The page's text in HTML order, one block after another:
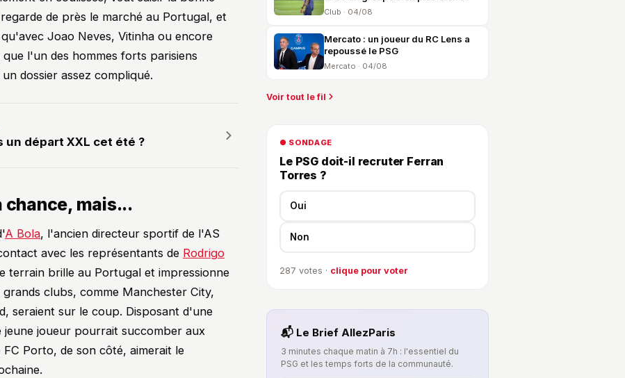
de près le marché au Portugal, et
Joao Neves, Vitinha ou encore
l'un des hommes forts parisiens
dossier assez compliqué.
un départ XXL cet été ?
chance, mais...
A Bola, l'ancien directeur sportif de l'AS
avec les représentants de Rodrigo
terrain brille au Portugal et impressionne
clubs, comme Manchester City,
seraient sur le coup. Disposant d'une
jeune joueur pourrait succomber aux
FC Porto, de son côté, aimerait le
Club · 04/08
Mercato : un joueur du RC Lens a
repoussé le PSG
Mercato · 04/08
Voir tout le fil
● SONDAGE
Le PSG doit-il recruter Ferran
Torres ?
Oui
Non
287 votes · clique pour voter
📬 Le Brief AllezParis
3 minutes chaque matin à 7h : l'essentiel du
PSG et les temps forts de la communauté.